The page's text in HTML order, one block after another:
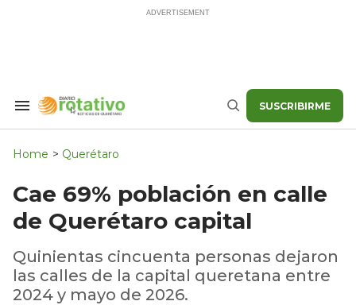
Search
Navigation
Buscar SUSCRIBIRME
Home > Querétaro
Cae 69% población en calle
de Querétaro capital
Quinientas cincuenta personas dejaron
las calles de la capital queretana entre
2024 y mayo de 2026.